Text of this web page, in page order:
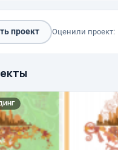
проект Оценили проект: